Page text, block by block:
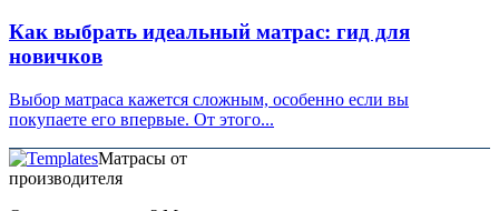
Как выбрать идеальный матрас: гид для
новичков
Выбор матраса кажется сложным, особенно если вы
покупаете его впервые. От этого...
Матрасы от
производителя